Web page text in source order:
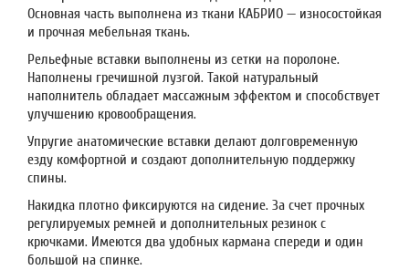
Основная часть выполнена из ткани КАБРИО — износостойкая
и прочная мебельная ткань.
Рельефные вставки выполнены из сетки на поролоне.
Наполнены гречишной лузгой. Такой натуральный
наполнитель обладает массажным эффектом и способствует
улучшению кровообращения.
Упругие анатомические вставки делают долговременную
езду комфортной и создают дополнительную поддержку
спины.
Накидка плотно фиксируются на сидение. За счет прочных
регулируемых ремней и дополнительных резинок с
крючками. Имеются два удобных кармана спереди и один
большой на спинке.